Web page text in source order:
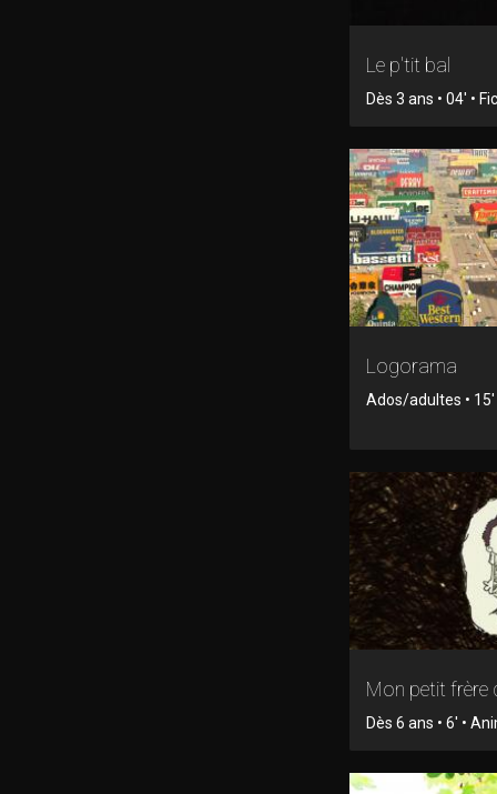
Le p'tit bal
Dès 3 ans • 04' •
Logorama
Ados/adultes •
Mon petit frère
Dès 6 ans • 6' •